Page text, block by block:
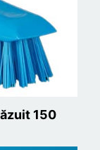
150